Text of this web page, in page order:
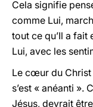
Cela signifie
comme Lui,
tout ce qu’Il a fait
Lui, avec les
Le cœur du Christ
s’est « anéanti ».
Jésus, devrait